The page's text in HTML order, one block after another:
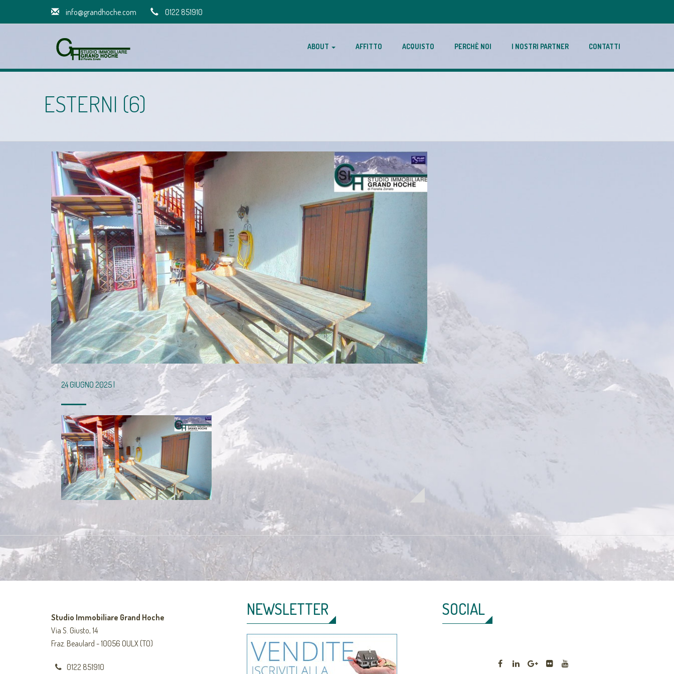
info@grandhoche.com 0122 851910
ABOUT AFFITTO ACQUISTO PERCHÈ NOI I NOSTRI PARTNER CONTATTI
ESTERNI (6)
24 GIUGNO 2025 |
Studio Immobiliare Grand Hoche
Via S. Giusto, 14
Fraz. Beaulard - 10056 OULX (TO)
0122 851910
NEWSLETTER SOCIAL